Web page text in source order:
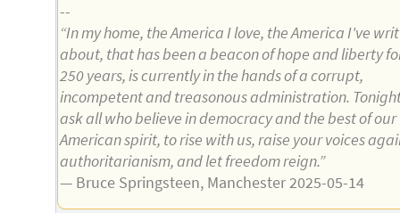
--
“In my home, the America I love, the America I've
about, that has been a beacon of hope and liberty
250 years, is currently in the hands of a corrupt,
incompetent and treasonous administration.
ask all who believe in democracy and the best of our
American spirit, to rise with us, raise your voices
authoritarianism, and let freedom reign.”
— Bruce Springsteen, Manchester 2025-05-14